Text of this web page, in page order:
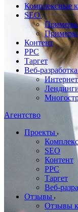
Комплексные
SEO
Примеры
Контент
PPC
Таргет
Веб-разработка
Агентство
Проекты
SEO
Контент
PPC
Таргет
Веб-
Отзывы
Отзывы